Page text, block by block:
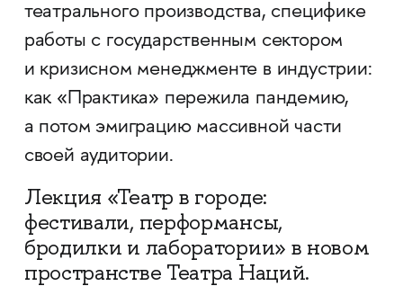
театрального производства, специфике
работы с государственным сектором
и кризисном менеджменте в индустрии:
как «Практика» пережила пандемию,
а потом эмиграцию массивной части
своей аудитории.
Лекция «Театр в городе:
фестивали, перформансы,
бродилки и лаборатории» в новом
пространстве Театра Наций.